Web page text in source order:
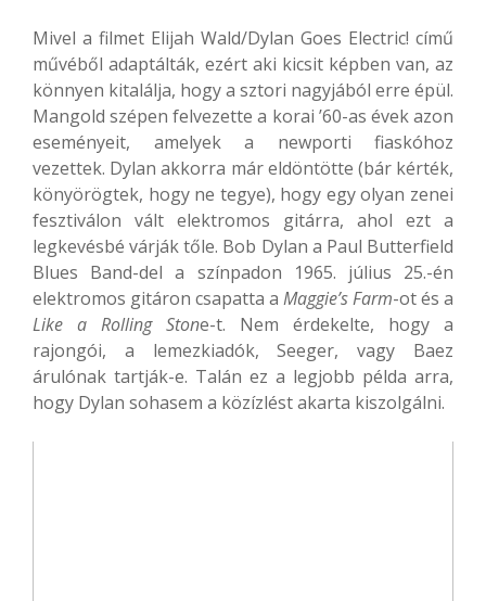
Mivel a filmet Elijah Wald/Dylan Goes Electric! című
művéből adaptálták, ezért aki kicsit képben van, az
könnyen kitalálja, hogy a sztori nagyjából erre épül.
Mangold szépen felvezette a korai ’60-as évek azon
eseményeit, amelyek a newporti fiaskóhoz
vezettek. Dylan akkorra már eldöntötte (bár kérték,
könyörögtek, hogy ne tegye), hogy egy olyan zenei
fesztiválon vált elektromos gitárra, ahol ezt a
legkevésbé várják tőle. Bob Dylan a Paul Butterfield
Blues Band-del a színpadon 1965. július 25.-én
elektromos gitáron csapatta a Maggie’s Farm-ot és a
Like a Rolling Stone-t. Nem érdekelte, hogy a
rajongói, a lemezkiadók, Seeger, vagy Baez
árulónak tartják-e. Talán ez a legjobb példa arra,
hogy Dylan sohasem a közízlést akarta kiszolgálni.